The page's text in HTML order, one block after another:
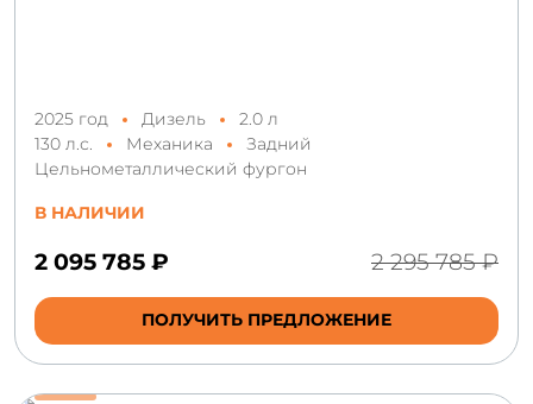
2025 год Дизель
2.0 л
130 л.с.
Механика
Задний
Цельнометаллический фургон
В НАЛИЧИИ
2 095 785 ₽ 2 295 785 ₽
ПОЛУЧИТЬ ПРЕДЛОЖЕНИЕ